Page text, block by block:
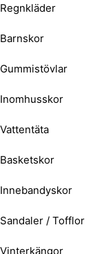
Regnkläder
Barnskor
Gummistövlar
Inomhusskor
Vattentäta
Basketskor
Innebandyskor
Sandaler / Tofflor
Vinterkängor